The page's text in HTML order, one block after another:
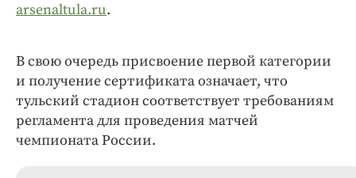
arsenaltula.ru.
В свою очередь присвоение первой категории
и получение сертификата означает, что
тульский стадион соответствует требованиям
регламента для проведения матчей
чемпионата России.